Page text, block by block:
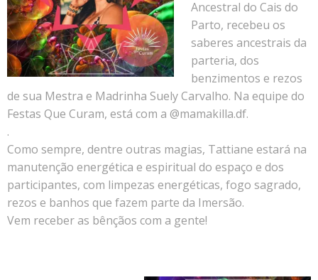
Ancestral do Cais do
Parto, recebeu os
saberes ancestrais da
parteria, dos
benzimentos e rezos
de sua Mestra e Madrinha Suely Carvalho. Na equipe do
Festas Que Curam, está com a @mamakilla.df.
.
Como sempre, dentre outras magias, Tattiane estará na
manutenção energética e espiritual do espaço e dos
participantes, com limpezas energéticas, fogo sagrado,
rezos e banhos que fazem parte da Imersão.
Vem receber as bênçãos com a gente!